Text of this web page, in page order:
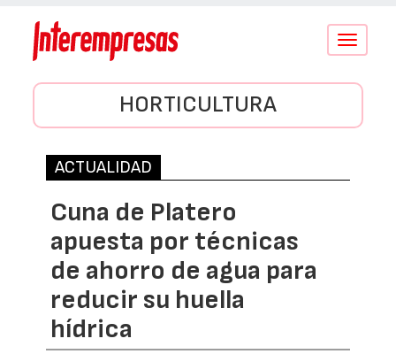
Conmutar
HORTICULTURA
ACTUALIDAD
Cuna de Platero
apuesta por técnicas
de ahorro de agua para
reducir su huella
hídrica